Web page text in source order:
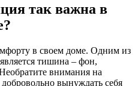
так важна в
в своем доме. Одним из
тишина – фон,
внимания на
добровольно вынуждать себя